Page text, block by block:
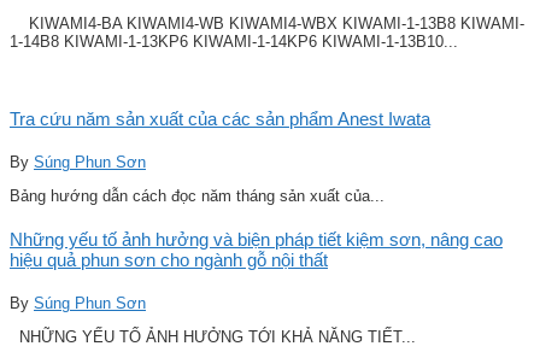
KIWAMI4-BA KIWAMI4-WB KIWAMI4-WBX KIWAMI-1-13B8 KIWAMI-
1-14B8 KIWAMI-1-13KP6 KIWAMI-1-14KP6 KIWAMI-1-13B10...
Tra cứu năm sản xuất của các sản phẩm Anest Iwata
By Súng Phun Sơn
Bảng hướng dẫn cách đọc năm tháng sản xuất của...
Những yếu tố ảnh hưởng và biện pháp tiết kiệm sơn, nâng cao
hiệu quả phun sơn cho ngành gỗ nội thất
By Súng Phun Sơn
NHỮNG YẾU TỐ ẢNH HƯỞNG TỚI KHẢ NĂNG TIẾT...